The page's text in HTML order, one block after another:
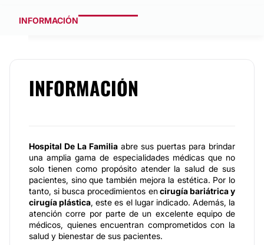
INFORMACIÓN
INFORMACIÓN
Hospital De La Familia abre sus puertas para brindar
una amplia gama de especialidades médicas que no
solo tienen como propósito atender la salud de sus
pacientes, sino que también mejora la estética. Por lo
tanto, si busca procedimientos encirugía bariátrica y
cirugía plástica, este es el lugar indicado. Además, la
atención corre por parte de un excelente equipo de
médicos, quienes encuentran comprometidos con la
salud y bienestar de sus pacientes.